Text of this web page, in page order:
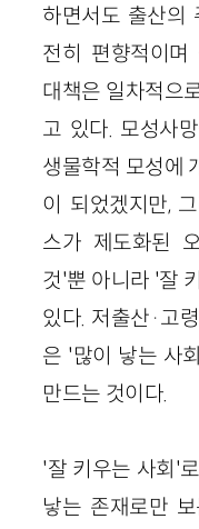
하면서도 출산의
전히 편향적이며
대책은 일차적으
고 있다. 모성사
생물학적 모성에
이 되었겠지만,
스가 제도화된
것'뿐 아니라 '잘
있다. 저출산·고
은 '많이 낳는 사
만드는 것이다.
'잘 키우는 사회'
낳는 존재로만